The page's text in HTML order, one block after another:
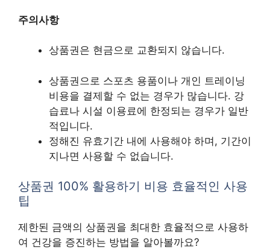
주의사항
상품권은 현금으로 교환되지 않습니다.
상품권으로 스포츠 용품이나 개인 트레이닝
비용을 결제할 수 없는 경우가 많습니다. 강
습료나 시설 이용료에 한정되는 경우가 일반
적입니다.
정해진 유효기간 내에 사용해야 하며, 기간이
지나면 사용할 수 없습니다.
상품권 100% 활용하기 비용 효율적인 사용
팁
제한된 금액의 상품권을 최대한 효율적으로 사용하
여 건강을 증진하는 방법을 알아볼까요?